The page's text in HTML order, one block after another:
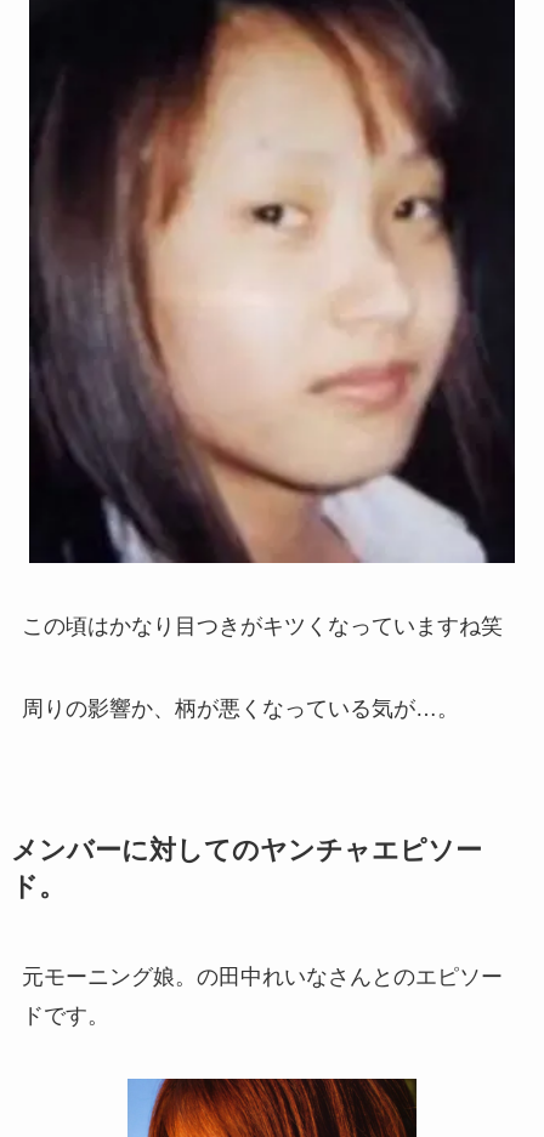
この頃はかなり目つきがキツくなっていますね笑
周りの影響か、柄が悪くなっている気が…。
メンバーに対してのヤンチャエピソー
ド。
元モーニング娘。の田中れいなさんとのエピソー
ドです。